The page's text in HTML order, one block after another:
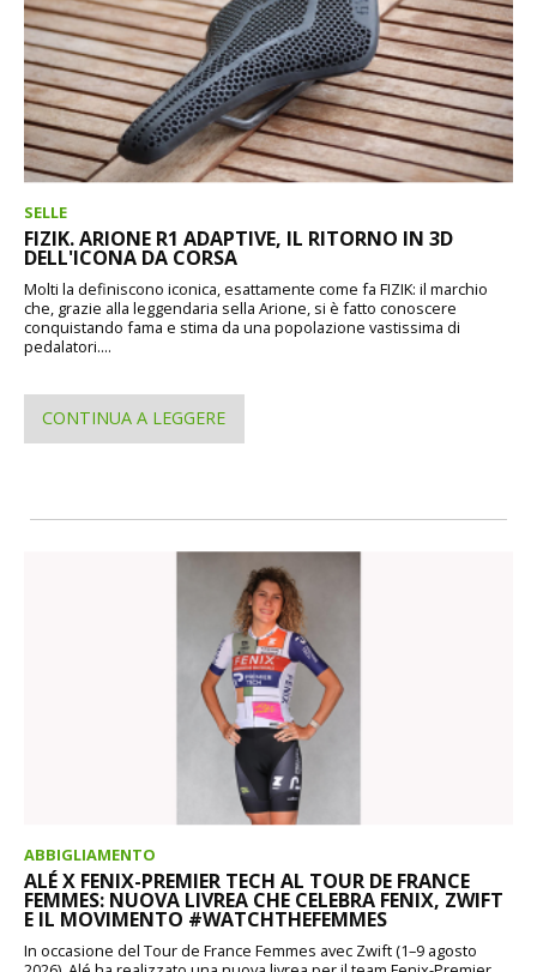
SELLE
FIZIK. ARIONE R1 ADAPTIVE, IL RITORNO IN 3D
DELL'ICONA DA CORSA
Molti la definiscono iconica, esattamente come fa FIZIK: il marchio
che, grazie alla leggendaria sella Arione, si è fatto conoscere
conquistando fama e stima da una popolazione vastissima di
pedalatori....
CONTINUA A LEGGERE
ABBIGLIAMENTO
ALÉ X FENIX-PREMIER TECH AL TOUR DE FRANCE
FEMMES: NUOVA LIVREA CHE CELEBRA FENIX, ZWIFT
E IL MOVIMENTO #WATCHTHEFEMMES
In occasione del Tour de France Femmes avec Zwift (1–9 agosto